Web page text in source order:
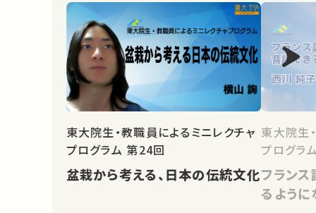
東大院生・教職員によるミニレクチャ
プログラム 第24回
盆栽から考える、日本の伝統文化
東大院生
フラン
るように